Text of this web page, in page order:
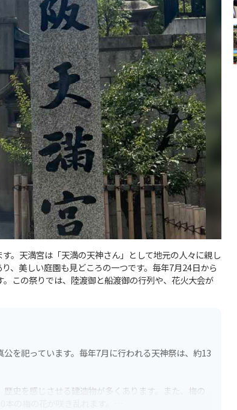
。天満宮は「天満の天神さん」として地元の人々に親し
、美しい庭園も見どころの一つです。毎年7月24日から
この祭りでは、陸渡御と船渡御の行列や、花火大会が
を祀っています。毎年7月に行われる天神祭は、約13
史を感じさせる建造物が多くあります。また、梅の
の梅の花が咲き乱れます。